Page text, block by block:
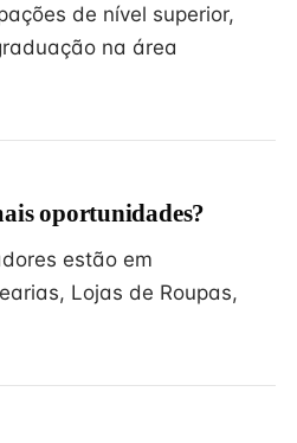
de nível superior,
na área
oportunidades?
estão em
Lojas de Roupas,